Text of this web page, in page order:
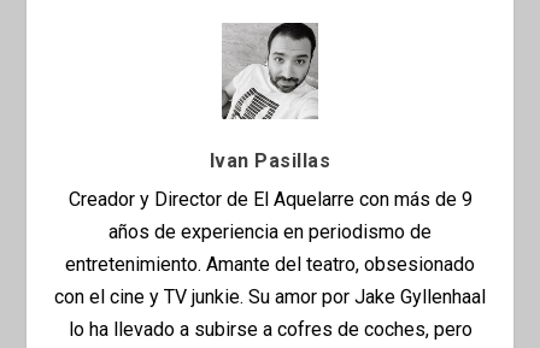
Ivan Pasillas
Creador y Director de El Aquelarre con más de 9
años de experiencia en periodismo de
entretenimiento. Amante del teatro, obsesionado
con el cine y TV junkie. Su amor por Jake Gyllenhaal
lo ha llevado a subirse a cofres de coches, pero